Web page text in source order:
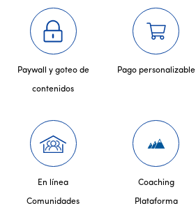
Paywall y goteo de
contenidos
Pago personalizable
En línea
Comunidades
Coaching
Plataforma